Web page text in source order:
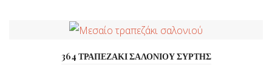
364 ΤΡΑΠΕΖΑΚΙ ΣΑΛΟΝΙΟΥ ΣΥΡΤΗΣ